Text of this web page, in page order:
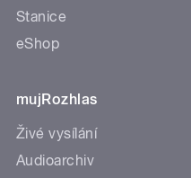
Stanice
eShop
mujRozhlas
Živé vysílání
Audioarchiv